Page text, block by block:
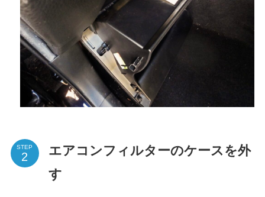
STEP
エアコンフィルターのケースを外
す